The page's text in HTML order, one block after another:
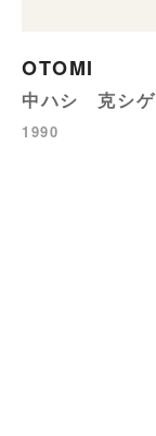
OTOMI
中ハシ 克シゲ
1990